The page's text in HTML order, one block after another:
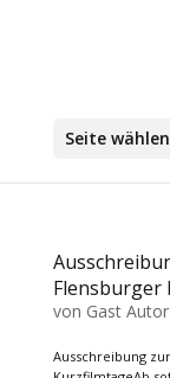
Seite wählen
Flensburger
von Gast Autor
Ausschreibung